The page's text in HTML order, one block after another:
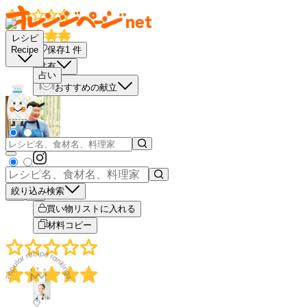
レシピ
Recipe
占い
絞り込み検索
保存1 件
共有
おすすめの献立
－
＋
買い物リストに入れる
材料コピー